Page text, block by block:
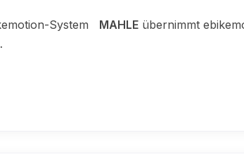
System MAHLE übernimmt